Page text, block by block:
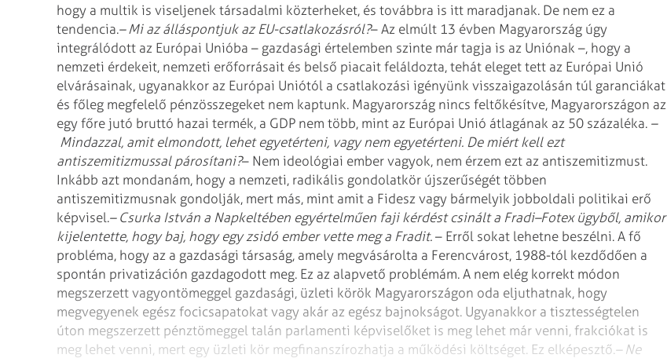
hogy a multik is viseljenek társadalmi közterheket, és továbbra is itt maradjanak. De nem ez a
tendencia.– Mi az álláspontjuk az EU-csatlakozásról?– Az elmúlt 13 évben Magyarország úgy
integrálódott az Európai Unióba – gazdasági értelemben szinte már tagja is az Uniónak –, hogy a
nemzeti érdekeit, nemzeti erőforrásait és belső piacait feláldozta, tehát eleget tett az Európai Unió
elvárásainak, ugyanakkor az Európai Uniótól a csatlakozási igényünk visszaigazolásán túl garanciákat
és főleg megfelelő pénzösszegeket nem kaptunk. Magyarország nincs feltőkésítve, Magyarországon az
egy főre jutó bruttó hazai termék, a GDP nem több, mint az Európai Unió átlagának az 50 százaléka. –
Mindazzal, amit elmondott, lehet egyetérteni, vagy nem egyetérteni. De miért kell ezt
antiszemitizmussal párosítani?– Nem ideológiai ember vagyok, nem érzem ezt az antiszemitizmust.
Inkább azt mondanám, hogy a nemzeti, radikális gondolatkör újszerűségét többen
antiszemitizmusnak gondolják, mert más, mint amit a Fidesz vagy bármelyik jobboldali politikai erő
képvisel.– Csurka István a Napkeltében egyértelműen faji kérdést csinált a Fradi–Fotex ügyből, amikor
kijelentette, hogy baj, hogy egy zsidó ember vette meg a Fradit. – Erről sokat lehetne beszélni. A fő
probléma, hogy az a gazdasági társaság, amely megvásárolta a Ferencvárost, 1988-tól kezdődően a
spontán privatizáción gazdagodott meg. Ez az alapvető problémám. A nem elég korrekt módon
megszerzett vagyontömeggel gazdasági, üzleti körök Magyarországon oda eljuthatnak, hogy
megvegyenek egész focicsapatokat vagy akár az egész bajnokságot. Ugyanakkor a tisztességtelen
úton megszerzett pénztömeggel talán parlamenti képviselőket is meg lehet már venni, frakciókat is
meg lehet venni, mert egy üzleti kör megfinanszírozhatja a működési költséget. Ez elképesztő. – Ne